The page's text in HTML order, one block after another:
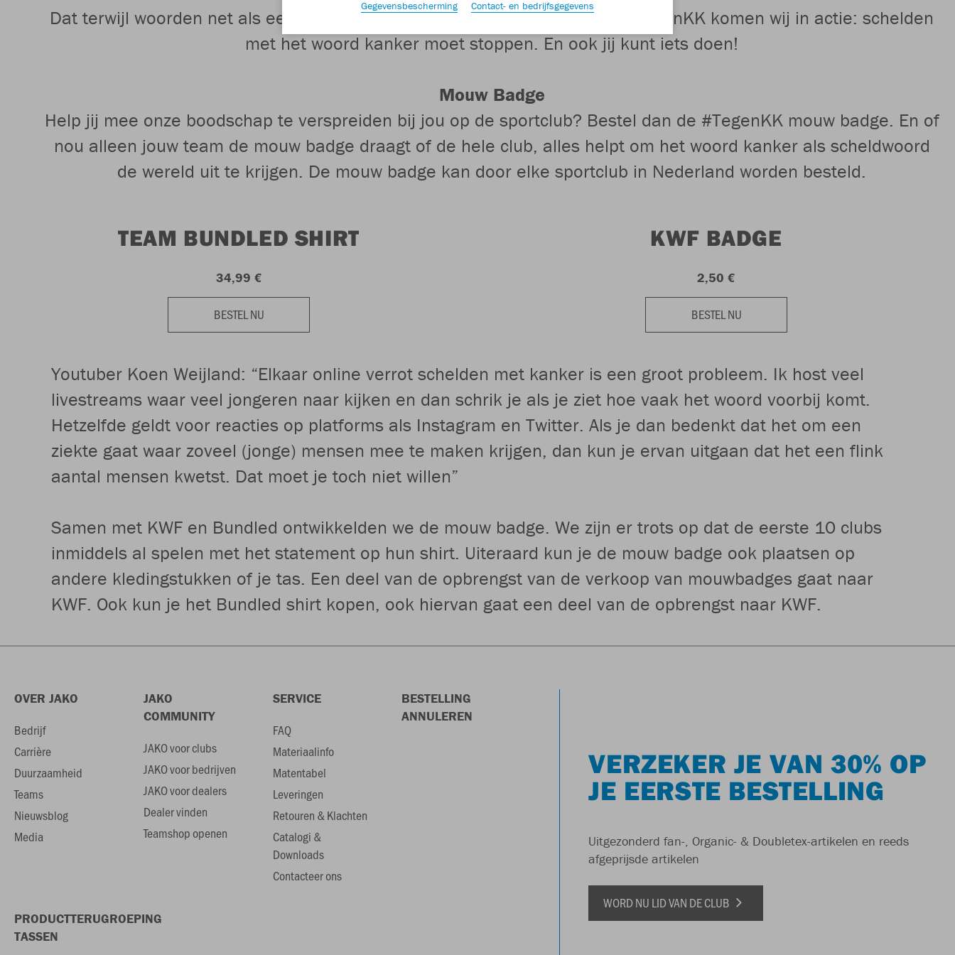
Dat terwijl woorden net als een klap in je gezicht, serieus pijn doen. Met #TegenKK komen wij in actie: schelden
met het woord kanker moet stoppen. En ook jij kunt iets doen!
Mouw Badge
Help jij mee onze boodschap te verspreiden bij jou op de sportclub? Bestel dan de #TegenKK mouw badge. En of
nou alleen jouw team de mouw badge draagt of de hele club, alles helpt om het woord kanker als scheldwoord
de wereld uit te krijgen. De mouw badge kan door elke sportclub in Nederland worden besteld.
TEAM BUNDLED SHIRT
34,99 €
BESTEL NU
KWF BADGE
2,50 €
BESTEL NU
Youtuber Koen Weijland: “Elkaar online verrot schelden met kanker is een groot probleem. Ik host veel
livestreams waar veel jongeren naar kijken en dan schrik je als je ziet hoe vaak het woord voorbij komt.
Hetzelfde geldt voor reacties op platforms als Instagram en Twitter. Als je dan bedenkt dat het om een
ziekte gaat waar zoveel (jonge) mensen mee te maken krijgen, dan kun je ervan uitgaan dat het een flink
aantal mensen kwetst. Dat moet je toch niet willen”
Samen met KWF en Bundled ontwikkelden we de mouw badge. We zijn er trots op dat de eerste 10 clubs
inmiddels al spelen met het statement op hun shirt. Uiteraard kun je de mouw badge ook plaatsen op
andere kledingstukken of je tas. Een deel van de opbrengst van de verkoop van mouwbadges gaat naar
KWF. Ook kun je het Bundled shirt kopen, ook hiervan gaat een deel van de opbrengst naar KWF.
OVER JAKO
Bedrijf
Carrière
Duurzaamheid
Teams
Nieuwsblog
Media
JAKO
COMMUNITY
JAKO voor clubs
JAKO voor bedrijven
JAKO voor dealers
Dealer vinden
Teamshop openen
SERVICE
FAQ
Materiaalinfo
Matentabel
Leveringen
Retouren & Klachten
Catalogi &
Downloads
Contacteer ons
BESTELLING
ANNULEREN
PRODUCTTERUGROEPING
TASSEN
VERZEKER JE VAN 30% OP
JE EERSTE BESTELLING
Uitgezonderd fan-, Organic- & Doubletex-artikelen en reeds
afgeprijsde artikelen
WORD NU LID VAN DE CLUB
Gegevensbescherming Contact- en bedrijfsgegevens